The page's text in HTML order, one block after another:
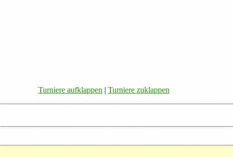
Turniere aufklappen | Turniere zuklappen